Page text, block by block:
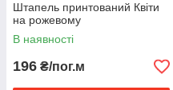
Штапель принтований Квіти
на рожевому
В наявності
196 ₴/пог.м